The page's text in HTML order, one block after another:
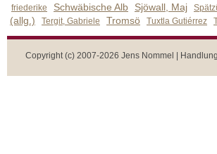
friederike Schwäbische Alb Sjöwall, Maj
(allg.) Tergit, Gabriele Tromsö Tuxtla Gutiérrez
Copyright (c) 2007-2026 Jens Nommel |